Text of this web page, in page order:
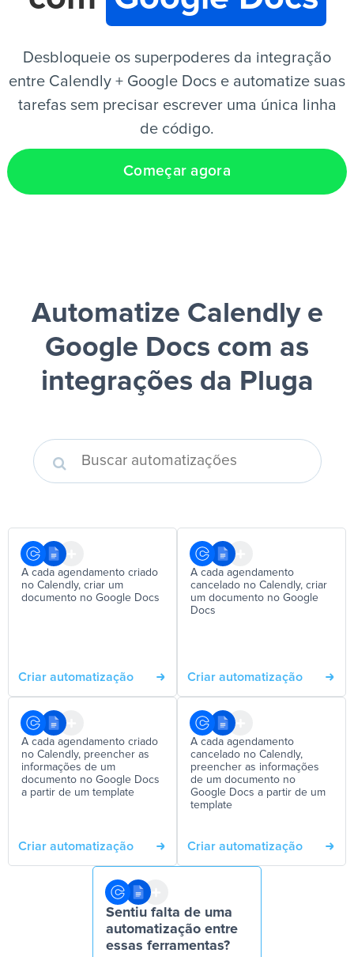
Desbloqueie os superpoderes da integração
entre Calendly + Google Docs e automatize suas
tarefas sem precisar escrever uma única linha
de código.
Começar agora
Automatize Calendly e
Google Docs com as
integrações da Pluga
A cada agendamento criado
no Calendly, criar um
documento no Google Docs
Criar automatização
A cada agendamento
cancelado no Calendly, criar
um documento no Google
Docs
Criar automatização
A cada agendamento criado
no Calendly, preencher as
informações de um
documento no Google Docs
a partir de um template
Criar automatização
A cada agendamento
cancelado no Calendly,
preencher as informações
de um documento no
Google Docs a partir de um
template
Criar automatização
Sentiu falta de uma
automatização entre
essas ferramentas?